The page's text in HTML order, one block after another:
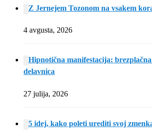
Z Jernejem Tozonom na vsakem
4 avgusta, 2026
Hipnotična manifestacija:
delavnica
27 julija, 2026
5 idej, kako poleti urediti svoj